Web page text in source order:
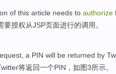
of this article needs to authorize
要授权从JSP页面进行的调用。
a PIN will be returned by
将返回一个PIN ， 如图3所示。